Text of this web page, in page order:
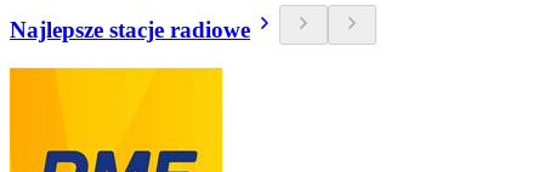
Najlepsze stacje radiowe